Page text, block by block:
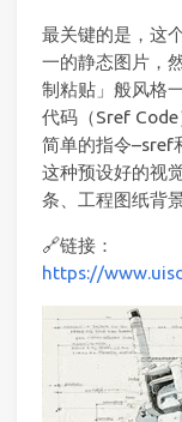
最关键的是，这
一的静态图片，
制粘贴」般风格
代码（Sref
简单的指令–sref
这种预设好的视
条、工程图纸背
🔗链接：
https://